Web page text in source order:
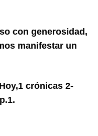
con generosidad,
manifestar un
crónicas 2-